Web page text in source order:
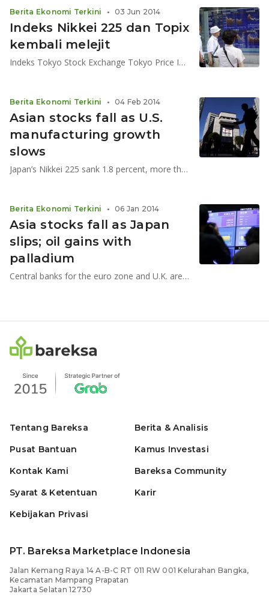
Indeks Nikkei 225 dan Topix
kembali melejit
Indeks Tokyo Stock Exchange Tokyo Price Index Topix saat dibuka hari ini dibuka naik 0,94% ke 1.231,9
Berita Ekonomi Terkini • 03 Jun 2014
Asian stocks fall as U.S.
manufacturing growth
slows
Japan’s Nikkei 225 sank 1.8 percent, more than 10 percent below its six-year high reached on Dec. 30
Berita Ekonomi Terkini • 04 Feb 2014
Asia stocks fall as Japan
slips; oil gains with
palladium
Central banks for the euro zone and U.K. are projected to keep interest rates on hold this week
Berita Ekonomi Terkini • 06 Jan 2014
Tentang Bareksa
Pusat Bantuan
Kontak Kami
Syarat & Ketentuan
Kebijakan Privasi
Berita & Analisis
Kamus Investasi
Bareksa Community
Karir
PT. Bareksa Marketplace Indonesia
Jalan Kemang Raya 14 A-B-C RT 011 RW 001 Kelurahan Bangka,
Kecamatan Mampang Prapatan
Jakarta Selatan 12730